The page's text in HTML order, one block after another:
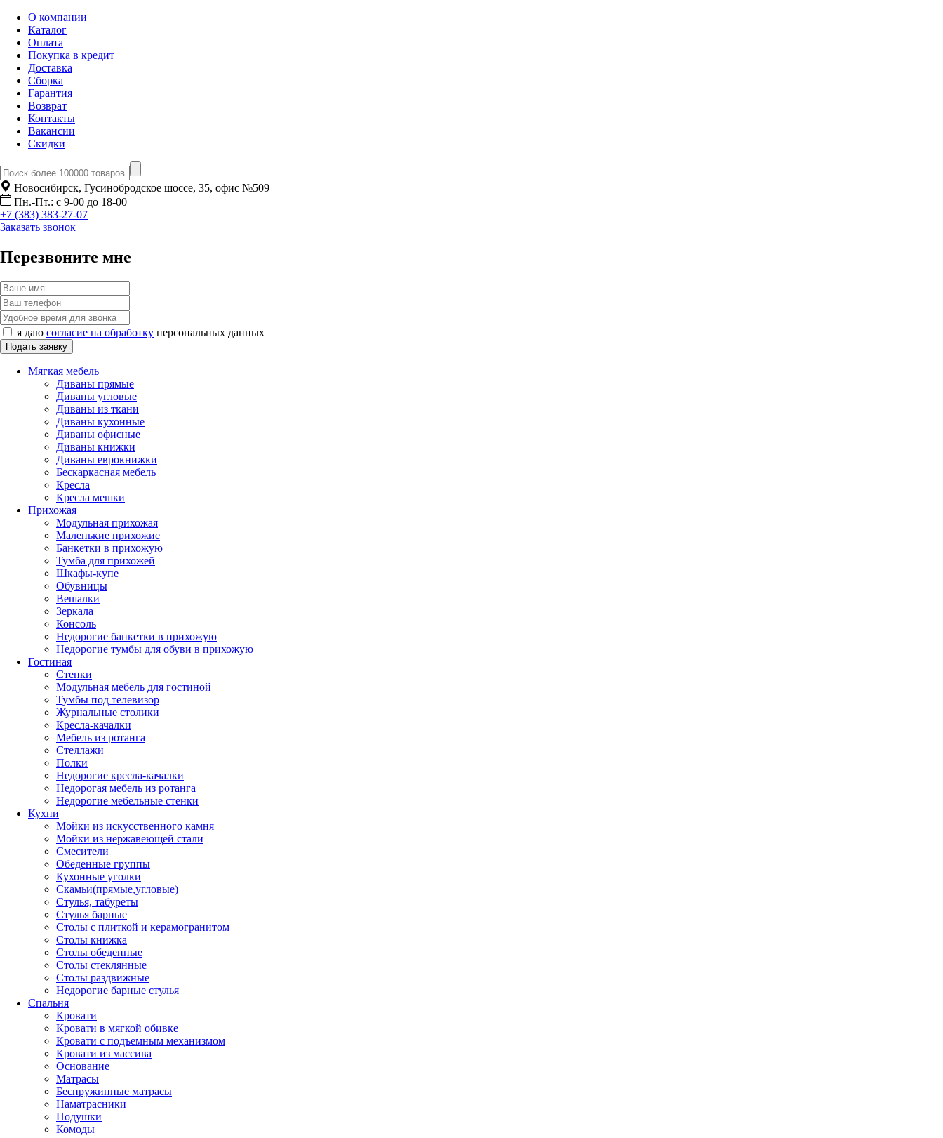
О компании
Каталог
Оплата
Покупка в кредит
Доставка
Сборка
Гарантия
Возврат
Контакты
Вакансии
Скидки
Новосибирск, Гусинобродское шоссе, 35, офис №509
Пн.-Пт.: с 9-00 до 18-00
+7 (383) 383-27-07
Заказать звонок
Перезвоните мне
я даю согласие на обработку персональных данных
Мягкая мебель
Диваны прямые
Диваны угловые
Диваны из ткани
Диваны кухонные
Диваны офисные
Диваны книжки
Диваны еврокнижки
Бескаркасная мебель
Кресла
Кресла мешки
Прихожая
Модульная прихожая
Маленькие прихожие
Банкетки в прихожую
Тумба для прихожей
Шкафы-купе
Обувницы
Вешалки
Зеркала
Консоль
Недорогие банкетки в прихожую
Недорогие тумбы для обуви в прихожую
Гостиная
Стенки
Модульная мебель для гостиной
Тумбы под телевизор
Журнальные столики
Кресла-качалки
Мебель из ротанга
Стеллажи
Полки
Недорогие кресла-качалки
Недорогая мебель из ротанга
Недорогие мебельные стенки
Кухни
Мойки из искусственного камня
Мойки из нержавеющей стали
Смесители
Обеденные группы
Кухонные уголки
Скамьи(прямые,угловые)
Стулья, табуреты
Стулья барные
Столы с плиткой и керамогранитом
Столы книжка
Столы обеденные
Столы стеклянные
Столы раздвижные
Недорогие барные стулья
Спальня
Кровати
Кровати в мягкой обивке
Кровати с подъемным механизмом
Кровати из массива
Основание
Матрасы
Беспружинные матрасы
Наматрасники
Подушки
Комоды